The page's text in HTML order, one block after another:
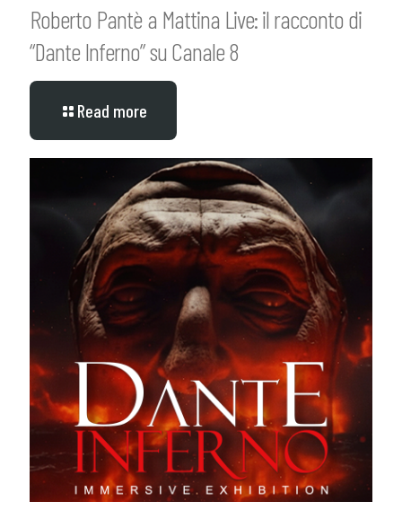
Roberto Pantè a Mattina Live: il racconto di
“Dante Inferno” su Canale 8
Read more